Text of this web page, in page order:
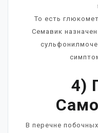
То есть
Семавик
4)
В перечне